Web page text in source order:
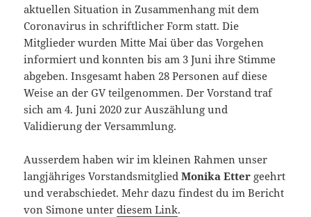
aktuellen Situation in Zusammenhang mit dem
Coronavirus in schriftlicher Form statt. Die
Mitglieder wurden Mitte Mai über das Vorgehen
informiert und konnten bis am 3 Juni ihre Stimme
abgeben. Insgesamt haben 28 Personen auf diese
Weise an der GV teilgenommen. Der Vorstand traf
sich am 4. Juni 2020 zur Auszählung und
Validierung der Versammlung.
Ausserdem haben wir im kleinen Rahmen unser
langjähriges VorstandsmitgliedMonika Etter geehrt
und verabschiedet. Mehr dazu findest du im Bericht
von Simone unterdiesem Link.